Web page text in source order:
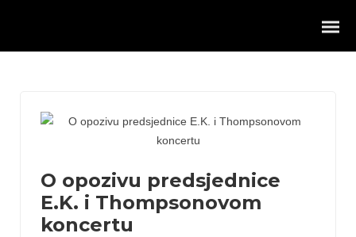
Intervjui
Vanjska politika
O opozivu predsjednice
E.K. i Thompsonovom
koncertu